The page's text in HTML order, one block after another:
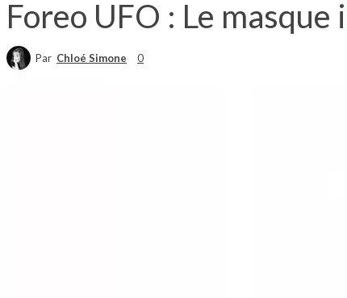
Foreo UFO : Le
Par Chloé Simone 0